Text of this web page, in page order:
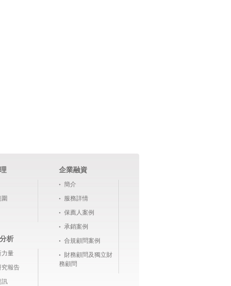
析
力量
究報告
訊
企業融資
簡介
服務詳情
保薦人案例
承銷案例
合規顧問案例
財務顧問及獨立財
務顧問